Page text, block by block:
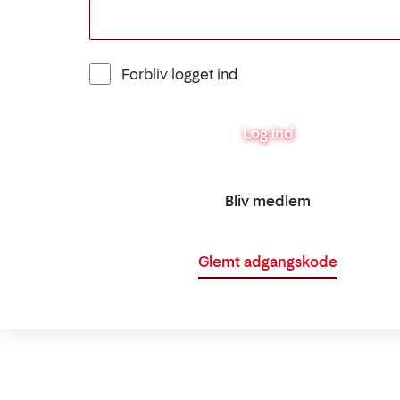
Forbliv logget ind
Log ind
Bliv medlem
Glemt adgangskode